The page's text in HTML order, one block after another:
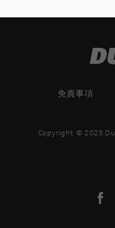
免責事項
Copyright © 2023